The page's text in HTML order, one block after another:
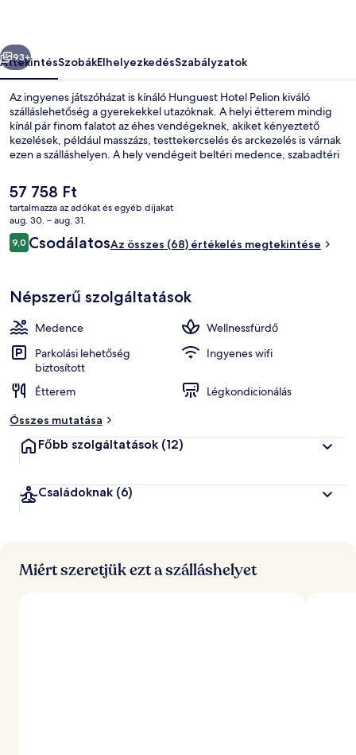
Következő
93+
ÁttekintésSzobákElhelyezkedésSzabályzatok
Az ingyenes játszóházat is kínáló Hunguest Hotel Pelion kiváló
szálláslehetőség a gyerekekkel utazóknak. A helyi étterem mindig
kínál pár finom falatot az éhes vendégeknek, akiket kényeztető
kezelések, például masszázs, testtekercselés és arckezelés is várnak
ezen a szálláshelyen. A hely vendégeit beltéri medence, szabadtéri
A
jelenlegi
ár
57 758 Ft
57 758 Ft
tartalmazza az adókat és egyéb díjakat
aug. 30. – aug. 31.
Értékelések
9,09,0 ennyiből: 10
CsodálatosAz összes (68) értékelés megtekintése
Népszerű szolgáltatások
Medence
Wellnessfürdő
Parkolási lehetőség
biztosított
Ingyenes wifi
Étterem
Légkondicionálás
Összes mutatása
Főbb szolgáltatások (12)
Családoknak (6)
Miért szeretjük ezt a szálláshelyet